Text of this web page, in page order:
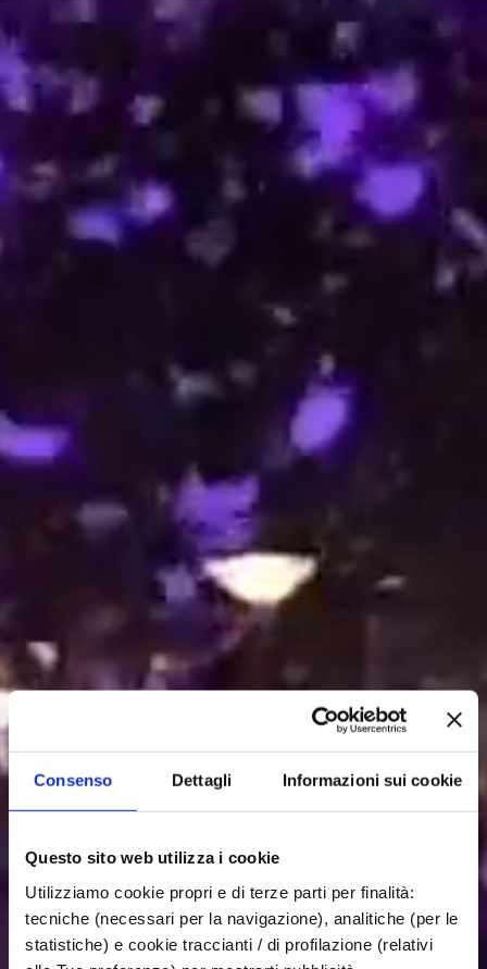
Consenso Dettagli Informazioni sui cookie
Questo sito web utilizza i cookie
Utilizziamo cookie propri e di terze parti per finalità:
tecniche (necessari per la navigazione), analitiche (per le
statistiche) e cookie traccianti / di profilazione (relativi